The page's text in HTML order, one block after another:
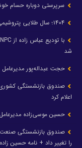
سرپرستی دوباره حسام
شد
حجت عبداله‌پور
صندوق بازنشستگی کشوری
اعلام کرد
حسین موسی‌زاده
صندوق بازنشستگی صنعت
را تغییر داد + نامه حسین